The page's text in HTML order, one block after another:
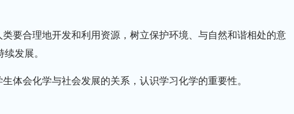
类要合理地开发和利用资源，树立保护环境、与自然和谐相处的意
发展。
体会化学与社会发展的关系，认识学习化学的重要性。